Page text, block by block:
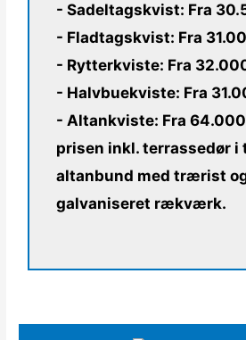
- Sadeltagskvist: Fra
- Fladtagskvist: Fra
- Rytterkviste: Fra
- Halvbuekviste: Fra
- Altankviste: Fra 64.000
prisen inkl. terrassedør
altanbund med trærist
galvaniseret rækværk.